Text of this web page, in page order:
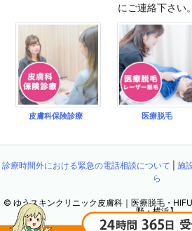
にご連絡下さい。
皮膚科保険診療 医療脱毛
診療時間外における緊急の電話相談について
施
ら
© ゆうスキンクリニック皮膚科｜医療脱毛・
野・横浜】